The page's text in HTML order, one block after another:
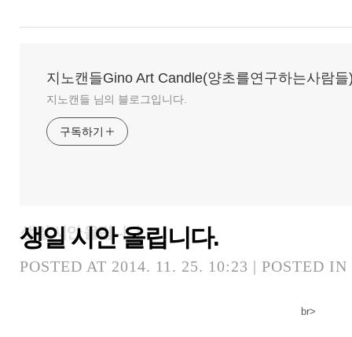
지노캔들Gino Art Candle(양초를연구하는사람들
지노캔들 님의 블로그입니다.
구독하기
생일 시안 올립니다.
생일 시안 올립니다.
POSTED AT 2014. 11. 25. 10:23 | POSTED IN
br>